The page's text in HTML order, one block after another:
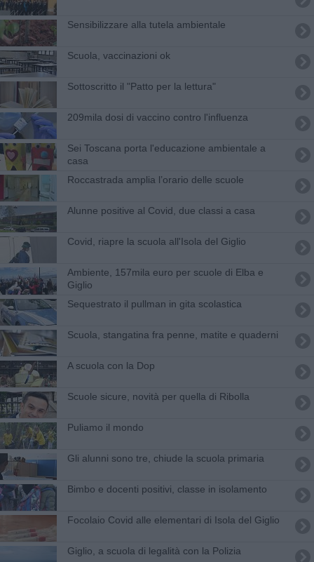
Sensibilizzare alla tutela ambientale
Scuola, vaccinazioni ok
Sottoscritto il "Patto per la lettura"
209mila dosi di vaccino contro l'influenza
Sei Toscana porta l'educazione ambientale a
casa
Roccastrada amplia l’orario delle scuole
Alunne positive al Covid, due classi a casa
Covid, riapre la scuola all'Isola del Giglio
Ambiente, 157mila euro per scuole di Elba e
Giglio
Sequestrato il pullman in gita scolastica
Scuola, stangatina fra penne, matite e quaderni
A scuola con la Dop
Scuole sicure, novità per quella di Ribolla
Puliamo il mondo
Gli alunni sono tre, chiude la scuola primaria
Bimbo e docenti positivi, classe in isolamento
Focolaio Covid alle elementari di Isola del Giglio
Giglio, a scuola di legalità con la Polizia